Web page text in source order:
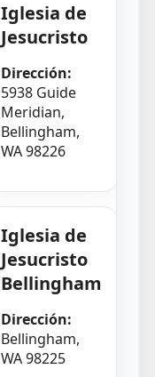
Iglesia de
Jesucristo
Dirección:
5938 Guide
Meridian,
Bellingham,
WA 98226
Iglesia de
Jesucristo
Bellingham
Dirección:
Bellingham,
WA 98225